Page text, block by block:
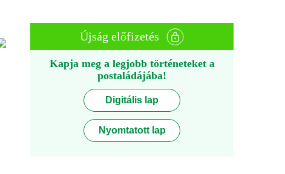
Újság előfizetés
Kapja meg a legjobb történeteket a
postaládájába!
Digitális lap
Nyomtatott lap